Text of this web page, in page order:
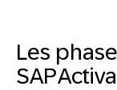
Les
SAP